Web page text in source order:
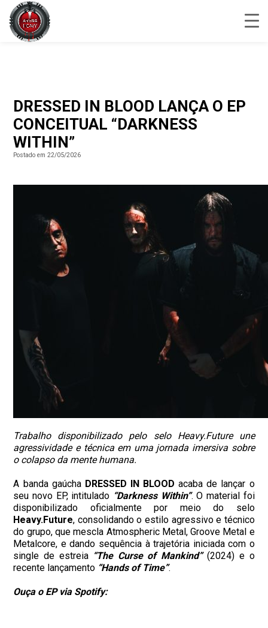
DRESSED IN BLOOD LANÇA O EP
CONCEITUAL “DARKNESS
WITHIN”
Postado em 22/05/2026
Trabalho disponibilizado pelo selo Heavy.Future une
agressividade e técnica em uma jornada imersiva sobre
o colapso da mente humana.
A banda gaúcha DRESSED IN BLOOD acaba de lançar o
seu novo EP, intitulado “Darkness Within”. O material foi
disponibilizado oficialmente por meio do selo
Heavy.Future, consolidando o estilo agressivo e técnico
do grupo, que mescla Atmospheric Metal, Groove Metal e
Metalcore, e dando sequência à trajetória iniciada com o
single de estreia “The Curse of Mankind”(2024) e o
recente lançamento “Hands of Time”.
Ouça o EP via Spotify: